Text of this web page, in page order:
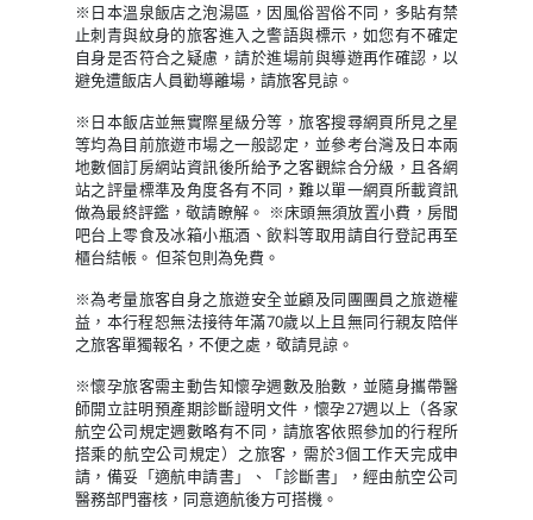
※日本溫泉飯店之泡湯區，因風俗習俗不同，多貼有禁
止刺青與紋身的旅客進入之警語與標示，如您有不確定
自身是否符合之疑慮，請於進場前與導遊再作確認，以
避免遭飯店人員勸導離場，請旅客見諒。
※日本飯店並無實際星級分等，旅客搜尋網頁所見之星
等均為目前旅遊市場之一般認定，並參考台灣及日本兩
地數個訂房網站資訊後所給予之客觀綜合分級，且各網
站之評量標準及角度各有不同，難以單一網頁所載資訊
做為最終評鑑，敬請瞭解。 ※床頭無須放置小費，房間
吧台上零食及冰箱小瓶酒、飲料等取用請自行登記再至
櫃台結帳。 但茶包則為免費。
※為考量旅客自身之旅遊安全並顧及同團團員之旅遊權
益，本行程恕無法接待年滿70歲以上且無同行親友陪伴
之旅客單獨報名，不便之處，敬請見諒。
※懷孕旅客需主動告知懷孕週數及胎數，並隨身攜帶醫
師開立註明預產期診斷證明文件，懷孕27週以上（各家
航空公司規定週數略有不同，請旅客依照參加的行程所
搭乘的航空公司規定）之旅客，需於3個工作天完成申
請，備妥「適航申請書」、「診斷書」，經由航空公司
醫務部門審核，同意適航後方可搭機。